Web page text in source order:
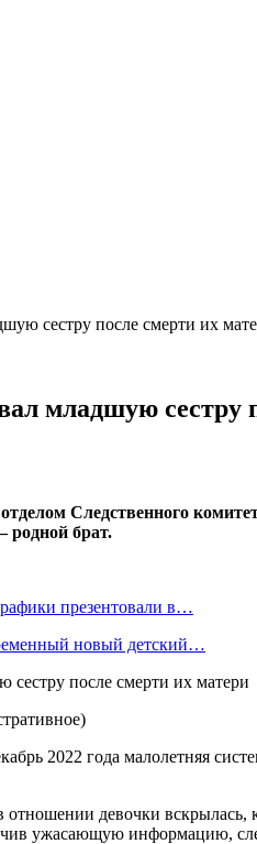
сестру после смерти их
младшую сестру
Следственного
родной брат.
презентовали в…
новый детский…
2022 года малолетняя
девочки вскрылась,
ужасающую информацию,